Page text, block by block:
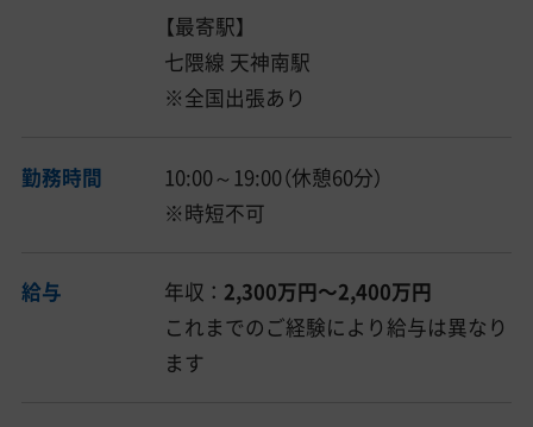
【最寄駅】
七隈線 天神南駅
※全国出張あり
勤務時間
10:00～19:00（休憩60分）
※時短不可
給与 年収 ： 2,300万円〜2,400万円
これまでのご経験により給与は異なり
ます